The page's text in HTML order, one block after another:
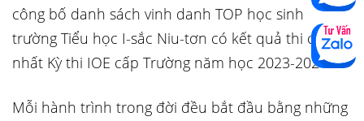
công bố danh sách vinh danh TOP học sinh
trường Tiểu học I-sắc Niu-tơn có kết quả thi cao
nhất Kỳ thi IOE cấp Trường năm học 2023-2024:
Mỗi hành trình trong đời đều bắt đầu bằng những